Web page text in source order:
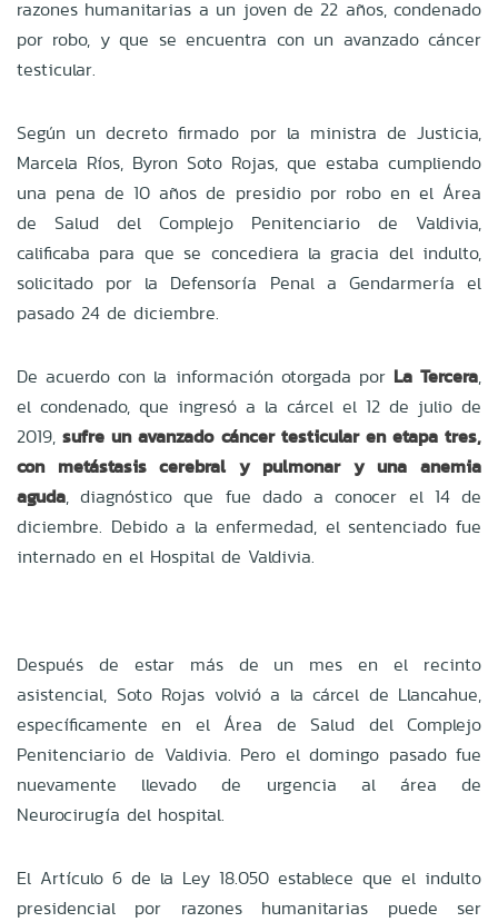
razones humanitarias a un joven de 22 años, condenado
por robo, y que se encuentra con un avanzado cáncer
testicular.
Según un decreto firmado por la ministra de Justicia,
Marcela Ríos, Byron Soto Rojas, que estaba cumpliendo
una pena de 10 años de presidio por robo en el Área
de Salud del Complejo Penitenciario de Valdivia,
calificaba para que se concediera la gracia del indulto,
solicitado por la Defensoría Penal a Gendarmería el
pasado 24 de diciembre.
De acuerdo con la información otorgada por La Tercera,
el condenado, que ingresó a la cárcel el 12 de julio de
2019,sufre un avanzado cáncer testicular en etapa tres,
con metástasis cerebral y pulmonar y una anemia
aguda, diagnóstico que fue dado a conocer el 14 de
diciembre. Debido a la enfermedad, el sentenciado fue
internado en el Hospital de Valdivia.
Después de estar más de un mes en el recinto
asistencial, Soto Rojas volvió a la cárcel de Llancahue,
específicamente en el Área de Salud del Complejo
Penitenciario de Valdivia. Pero el domingo pasado fue
nuevamente llevado de urgencia al área de
Neurocirugía del hospital.
El Artículo 6 de la Ley 18.050 establece que el indulto
presidencial por razones humanitarias puede ser